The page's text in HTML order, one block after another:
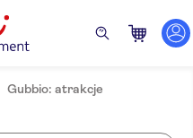
Gubbio: atrakcje